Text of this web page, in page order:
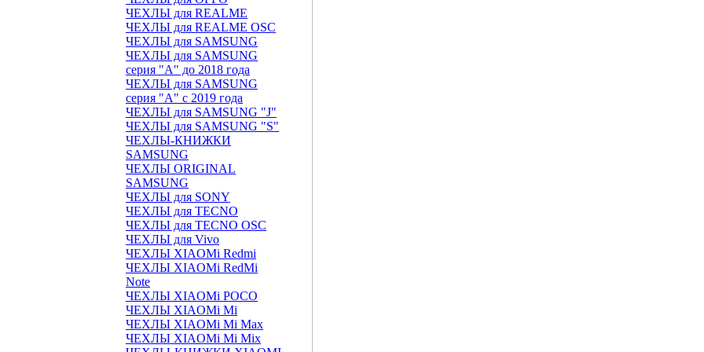
ЧЕХЛЫ для REALME
ЧЕХЛЫ для REALME OSC
ЧЕХЛЫ для SAMSUNG
ЧЕХЛЫ для SAMSUNG
серия "A" до 2018 года
ЧЕХЛЫ для SAMSUNG
серия "A" с 2019 года
ЧЕХЛЫ для SAMSUNG "J"
ЧЕХЛЫ для SAMSUNG "S"
ЧЕХЛЫ-КНИЖКИ
SAMSUNG
ЧЕХЛЫ ORIGINAL
SAMSUNG
ЧЕХЛЫ для SONY
ЧЕХЛЫ для TECNO
ЧЕХЛЫ для TECNO OSC
ЧЕХЛЫ для Vivo
ЧЕХЛЫ XIAOMi Redmi
ЧЕХЛЫ XIAOMi RedMi
Note
ЧЕХЛЫ XIAOMi POCO
ЧЕХЛЫ XIAOMi Mi
ЧЕХЛЫ XIAOMi Mi Max
ЧЕХЛЫ XIAOMi Mi Mix